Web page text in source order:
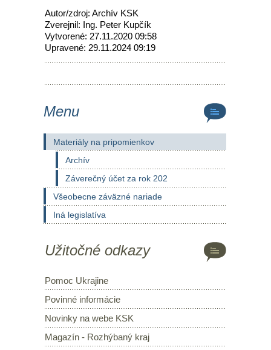
Autor/zdroj: Archív KSK
Zverejnil: Ing. Peter Kupčík
Vytvorené: 27.11.2020 09:58
Upravené: 29.11.2024 09:19
Menu
Materiály na pripomienkov
Archív
Záverečný účet za rok 202
Všeobecne záväzné nariade
Iná legislatíva
Užitočné odkazy
Pomoc Ukrajine
Povinné informácie
Novinky na webe KSK
Magazín - Rozhýbaný kraj